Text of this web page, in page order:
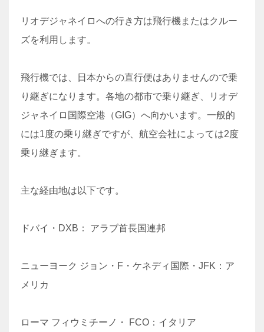
リオデジャネイロへの行き方は飛行機またはクルー
ズを利用します。
飛行機では、日本からの直行便はありませんので乗
り継ぎになります。各地の都市で乗り継ぎ、リオデ
ジャネイロ国際空港（GIG）へ向かいます。一般的
には1度の乗り継ぎですが、航空会社によっては2度
乗り継ぎます。
主な経由地は以下です。
ドバイ・DXB： アラブ首長国連邦
ニューヨーク ジョン・F・ケネディ国際・JFK：ア
メリカ
ローマ フィウミチーノ・ FCO：イタリア